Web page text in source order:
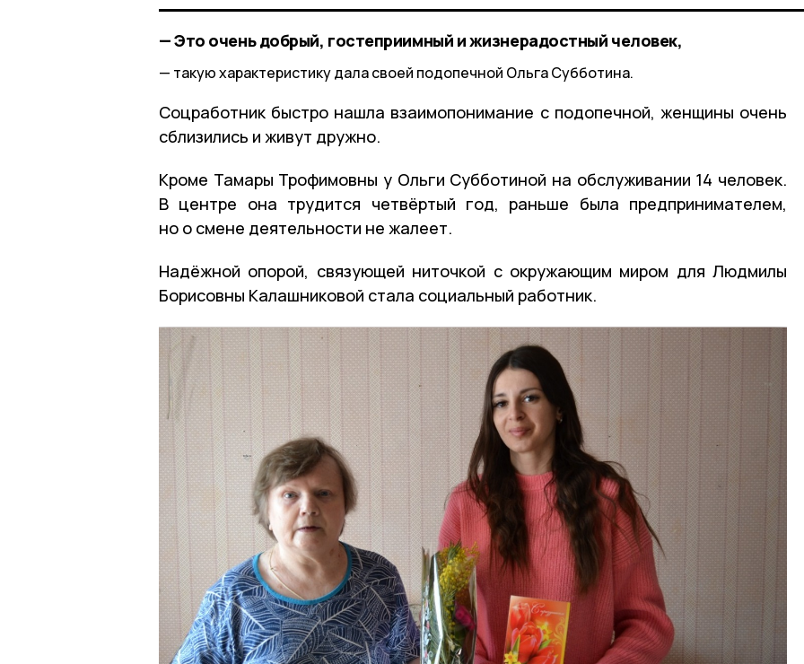
— Это очень добрый, гостеприимный и жизнерадостный человек,
такую характеристику дала своей подопечной Ольга Субботина.
Соцработник быстро нашла взаимопонимание с подопечной, женщины очень
сблизились и живут дружно.
Кроме Тамары Трофимовны у Ольги Субботиной на обслуживании 14 человек.
В центре она трудится четвёртый год, раньше была предпринимателем,
но о смене деятельности не жалеет.
Надёжной опорой, связующей ниточкой с окружающим миром для Людмилы
Борисовны Калашниковой стала социальный работник.